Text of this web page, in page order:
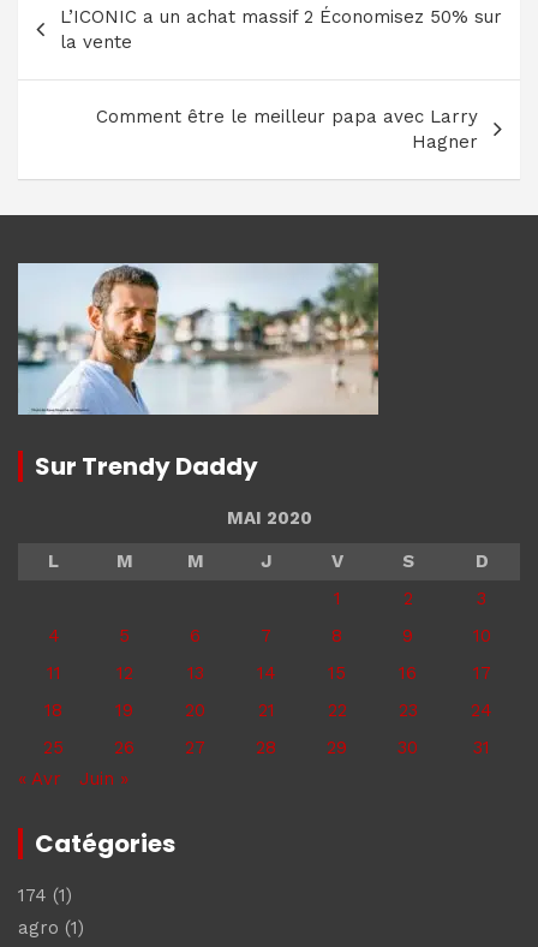
de
l’article
L’ICONIC a un achat massif 2 Économisez 50% sur
la vente
Comment être le meilleur papa avec Larry
Hagner
Sur Trendy Daddy
MAI 2020
L
M M J V S
D
1
2
3
4
5 6 7 8 9
10
11
12 13 14 15 16
17
18
19 20 21 22 23
24
25
26 27 28 29 30
31
« Avr
Juin »
Catégories
174 (1)
agro (1)